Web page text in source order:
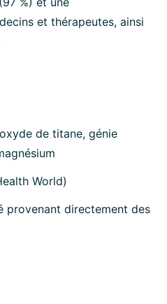
et thérapeutes, ainsi
de titane, génie
World)
provenant directement des